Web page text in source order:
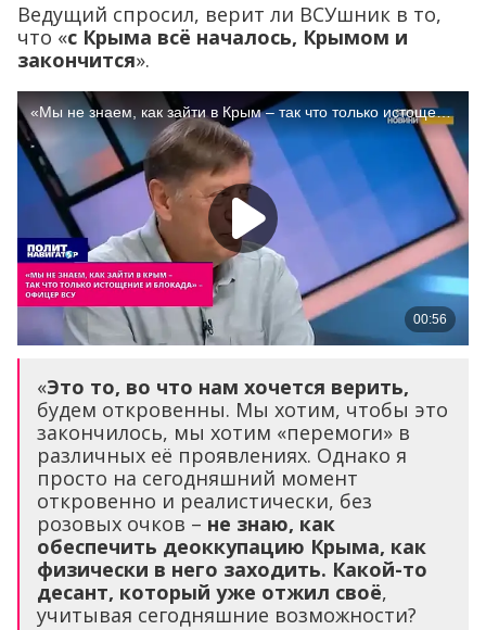
Ведущий спросил, верит ли ВСУшник в то,
что «с Крыма всё началось, Крымом и
закончится».
«Это то, во что нам хочется верить,
будем откровенны. Мы хотим, чтобы это
закончилось, мы хотим «перемоги» в
различных её проявлениях. Однако я
просто на сегодняшний момент
откровенно и реалистически, без
розовых очков – не знаю, как
обеспечить деоккупацию Крыма, как
физически в него заходить. Какой-то
десант, который уже отжил своё,
учитывая сегодняшние возможности?